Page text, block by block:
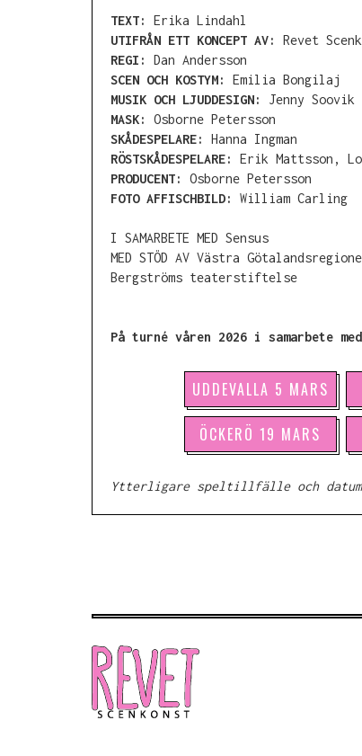
TEXT:
Erika Lindahl
UTIFRÅN ETT KONCEPT AV:
Revet
REGI:
Dan Andersson
SCEN OCH KOSTYM:
Emilia Bongilaj
MUSIK OCH LJUDDESIGN:
Jenny Soovik
MASK:
Osborne Petersson
SKÅDESPELARE:
Hanna Ingman
RÖSTSKÅDESPELARE:
Erik Mattsson,
PRODUCENT:
Osborne Petersson
FOTO AFFISCHBILD:
William Carling
I SAMARBETE MED Sensus
MED STÖD AV Västra
Bergströms teaterstiftelse
På turné våren 2026 i samarbete
UDDEVALLA 5 MARS
ÖCKERÖ 19 MARS
Ytterligare speltillfälle och datum